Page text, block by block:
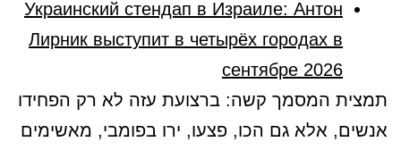
Украинский стендап в Израиле: Антон
Лирник выступит в четырёх городах в
сентябре 2026
תמצית המסמך קשה: ברצועת עזה לא רק הפחידו
אנשים, אלא גם הכו, פצעו, ירו בפומבי, מאשימים